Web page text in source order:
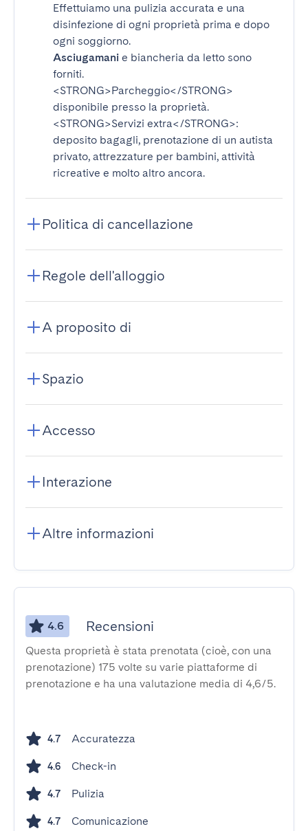
Effettuiamo una pulizia accurata e una
disinfezione di ogni proprietà prima e dopo
ogni soggiorno.
Asciugamani e biancheria da letto sono
forniti.
<STRONG>Parcheggio</STRONG>
disponibile presso la proprietà.
<STRONG>Servizi extra</STRONG>:
deposito bagagli, prenotazione di un autista
privato, attrezzature per bambini, attività
ricreative e molto altro ancora.
Politica di cancellazione
Regole dell'alloggio
A proposito di
Spazio
Accesso
Interazione
Altre informazioni
4.6 Recensioni
Questa proprietà è stata prenotata (cioè, con una
prenotazione) 175 volte su varie piattaforme di
prenotazione e ha una valutazione media di 4,6/5.
4.7 Accuratezza
4.6 Check-in
4.7 Pulizia
4.7 Comunicazione